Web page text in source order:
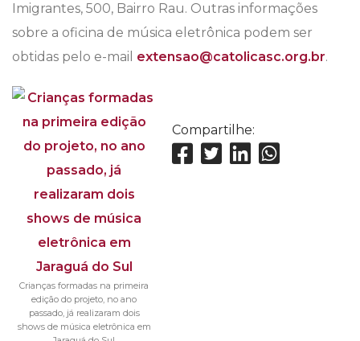
Imigrantes, 500, Bairro Rau. Outras informações
sobre a oficina de música eletrônica podem ser
obtidas pelo e-mail extensao@catolicasc.org.br.
Crianças formadas na primeira
edição do projeto, no ano
passado, já realizaram dois
shows de música eletrônica em
Compartilhe: